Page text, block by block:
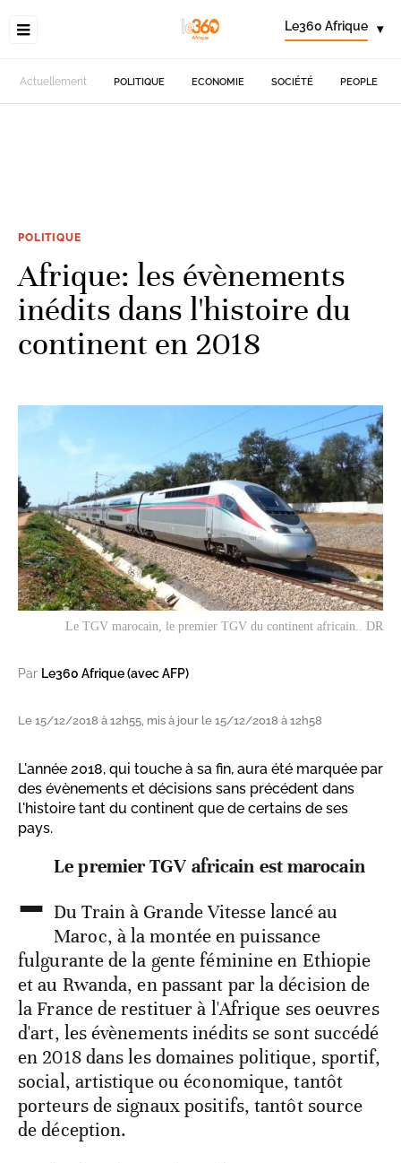
Le360 Afrique ▾
Actuellement POLITIQUE ECONOMIE SOCIÉTÉ PEOPLE
POLITIQUE
Afrique: les évènements
inédits dans l'histoire du
continent en 2018
Le TGV marocain, le premier TGV du continent africain.. DR
Par Le360 Afrique (avec AFP)
Le 15/12/2018 à 12h55, mis à jour le 15/12/2018 à 12h58
L'année 2018, qui touche à sa fin, aura été marquée par
des évènements et décisions sans précédent dans
l'histoire tant du continent que de certains de ses
pays.
- Le premier TGV africain est marocain
Du Train à Grande Vitesse lancé au
Maroc, à la montée en puissance
fulgurante de la gente féminine en Ethiopie
et au Rwanda, en passant par la décision de
la France de restituer à l'Afrique ses oeuvres
d'art, les évènements inédits se sont succédé
en 2018 dans les domaines politique, sportif,
social, artistique ou économique, tantôt
porteurs de signaux positifs, tantôt source
de déception.